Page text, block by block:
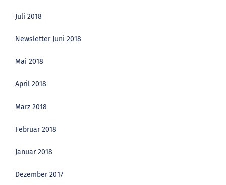
Juli 2018
Newsletter Juni 2018
Mai 2018
April 2018
März 2018
Februar 2018
Januar 2018
Dezember 2017